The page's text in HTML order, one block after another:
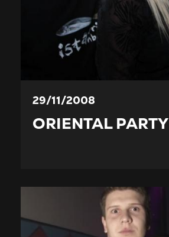
29/11/2008
ORIENTAL PARTY